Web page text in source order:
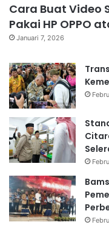
Cara Buat Video
Pakai HP OPPO
Januari 7, 2026